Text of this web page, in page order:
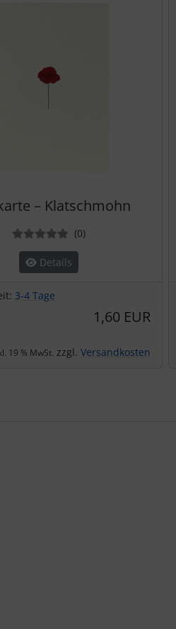
– Klatschmohn
(0Bewertungen
)
Details
3-4 Tage
1,60 EUR
19 % MwSt. zzgl. Versandkosten